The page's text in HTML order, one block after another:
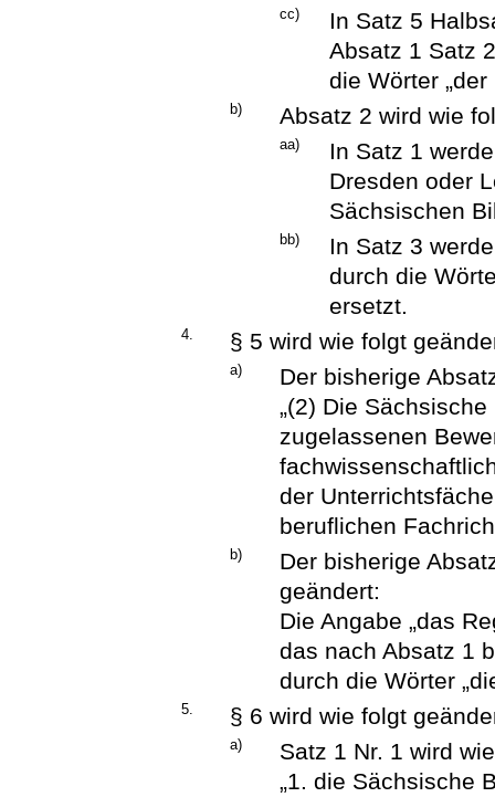
cc)
In Satz 5
Absatz 1 Satz
die Wörter
b) Absatz 2 wird wie
aa)
In Satz 1
Dresden oder
Sächsischen
bb)
In Satz 3
durch die
ersetzt.
4. § 5 wird wie folgt
a)
Der bisherige
„(2) Die
zugelassenen
der
beruflichen
b)
Der bisherige
geändert:
Die Angabe „das
das nach Absatz 1
durch die Wörter
5. § 6 wird wie folgt
a)
Satz 1 Nr. 1 wird
„1. die Sächsische